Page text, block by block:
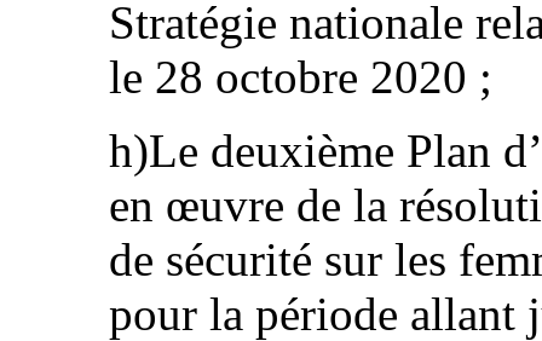
Stratégie nationale
le 28 octobre 2020 ;
h)Le deuxième Plan
en œuvre de la
de sécurité sur les
pour la période allant